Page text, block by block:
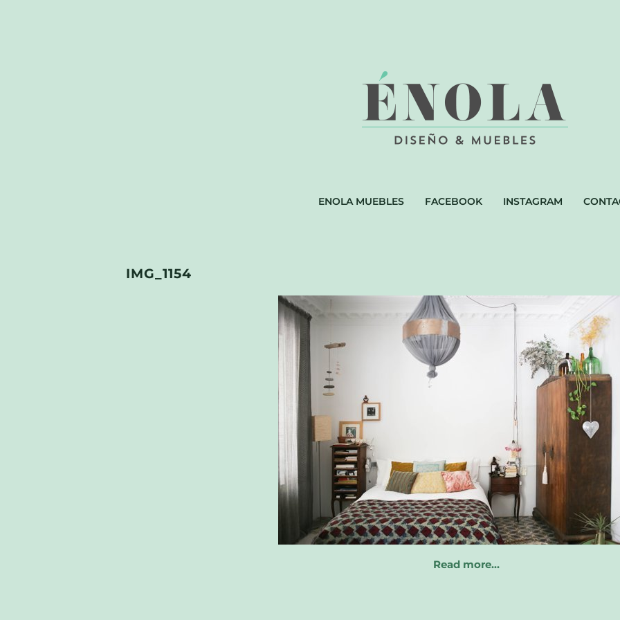
ENOLA MUEBLES FACEBOOK INSTAGRAM
IMG_1154
Read more…